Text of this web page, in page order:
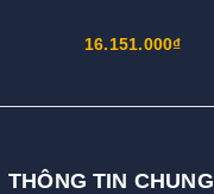
16.151.000₫
THÔNG TIN CHUNG